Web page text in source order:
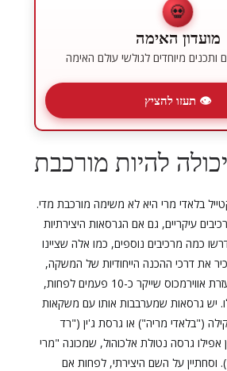
💀
מועדון האימה
מיוחדים לגולשי עולם האימה
👁 תעזו להציץ
להיות מורכבת
בלאדי מרי היא לא משימה מורכבת מדי.
עיקריים, גם אם הגרסאות היצירתיות
כמה מרכיבים נוספים, כמו אלה שציינו
את דרכי ההכנה הייחודיות של המשקה,
לדוגמה, ערבוב שלו בעזרת אווירמכוס שייקר כ-10 פעמים לפחות,
יש גרסאות שמערבבות אותו עם משקאות
("בלאדי מריה") או גרסת ג'ין ("רד
גרסה נטולת אלכוהול, שמכונה "מרי
וסחתיין על השם היצירתי, לפחות אם